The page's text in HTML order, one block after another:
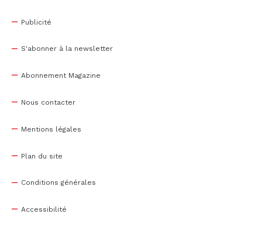
Publicité
S'abonner à la newsletter
Abonnement Magazine
Nous contacter
Mentions légales
Plan du site
Conditions générales
Accessibilité